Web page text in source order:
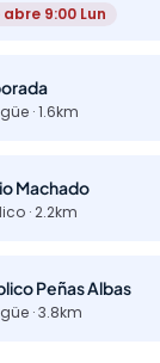
abre 9:00 Lun
· 1.6km
Machado
· 2.2km
Peñas Albas
· 3.8km